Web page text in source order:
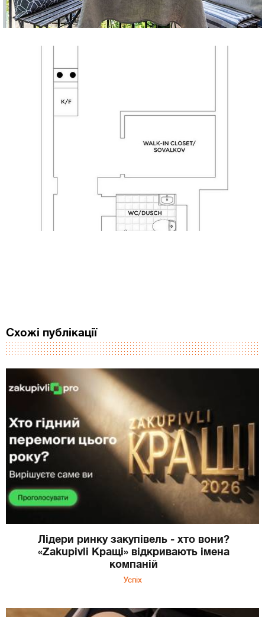
Схожі публікації
Лідери ринку закупівель - хто вони?
«Zakupivli Кращі» відкривають імена
компаній
Успіх